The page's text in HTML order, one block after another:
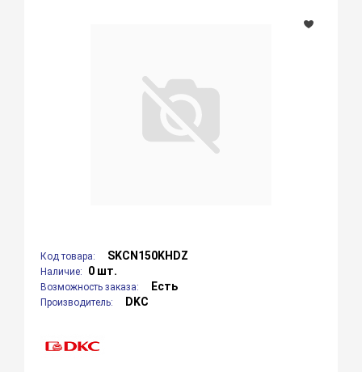
Код товара: SKCN150KHDZ
Наличие: 0 шт.
Возможность заказа: Есть
Производитель: DKC